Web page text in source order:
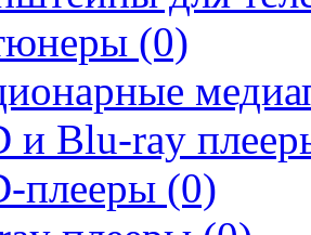
(0)
и Blu-ray
плееры (0)